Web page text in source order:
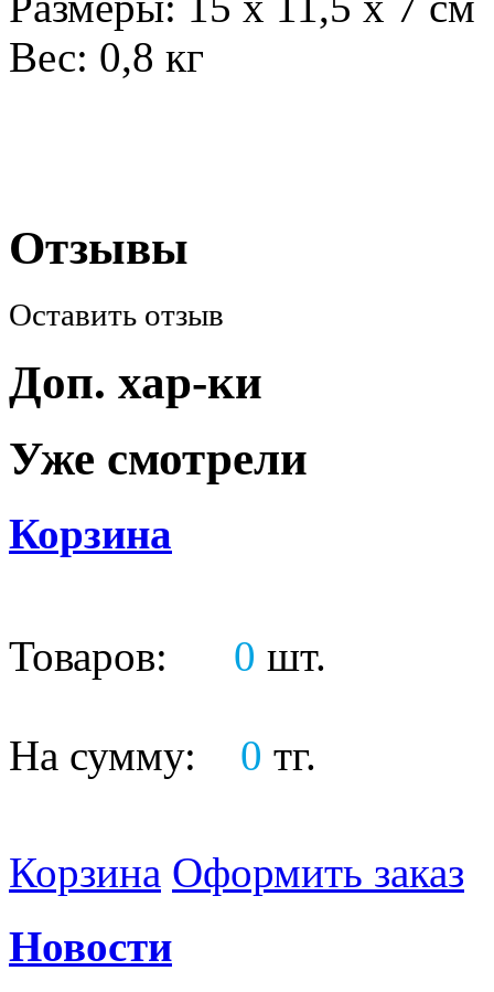
Вес: 0,8 кг
Отзывы
Оставить отзыв
Доп. хар-ки
Уже смотрели
Корзина
Товаров: 0 шт.
На сумму: 0 тг.
Корзина Оформить заказ
Новости